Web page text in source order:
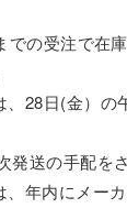
での受注で在
、28日(金）の
送の手配を
年内にメー